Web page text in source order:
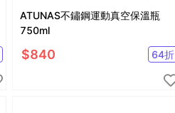
ATUNAS不鏽鋼運動真空保溫瓶
750ml
$840 64折